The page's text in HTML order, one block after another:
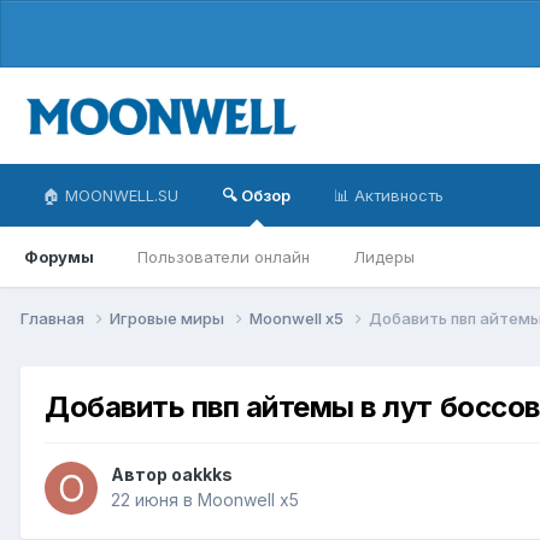
🏠 MOONWELL.SU 🔍 Обзор
Форумы Пользователи онлайн Лидеры
📊 Активность
Главная Игровые миры Moonwell x5 Добавить пвп
Добавить пвп айтемы в лут
Автор oakkks
22 июня в Moonwell x5